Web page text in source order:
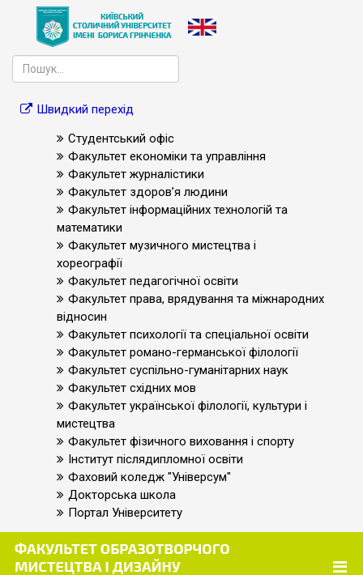
Швидкий перехід
Студентський офіс
Факультет економіки та управління
Факультет журналістики
Факультет здоров’я людини
Факультет інформаційних технологій та
математики
Факультет музичного мистецтва і
хореографії
Факультет педагогічної освіти
Факультет права, врядування та міжнародних
відносин
Факультет психології та спеціальної освіти
Факультет романо-германської філології
Факультет суспільно-гуманітарних наук
Факультет східних мов
Факультет української філології, культури і
мистецтва
Факультет фізичного виховання і спорту
Інститут післядипломної освіти
Фаховий коледж "Універсум"
Докторська школа
Портал Університету